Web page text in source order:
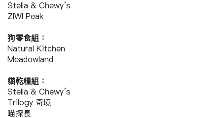
Stella & Chewy’s
ZIWI Peak
狗零食組：
Natural Kitchen
Meadowland
貓乾糧組：
Stella & Chewy’s
Trilogy 奇境
喵探長